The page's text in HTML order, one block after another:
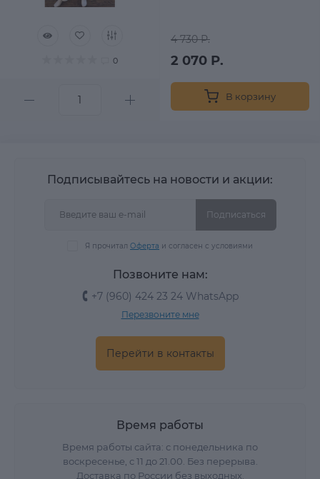
0
4 730 Р.
2 070 Р.
В корзину
Подписывайтесь на новости и акции:
Подписаться
Я прочитал Оферта и согласен с условиями
Позвоните нам:
+7 (960) 424 23 24 WhatsApp
Перезвоните мне
Перейти в контакты
Время работы
Время работы сайта: с понедельника по
воскресенье, с 11 до 21.00. Без перерыва.
Доставка по России без выходных.